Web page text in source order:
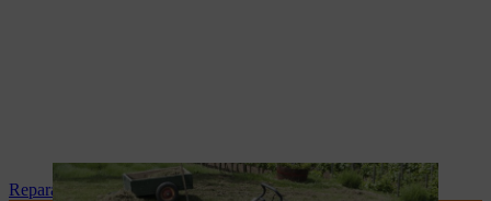
Reparación y mantenimiento STIHL en tu tienda especialista